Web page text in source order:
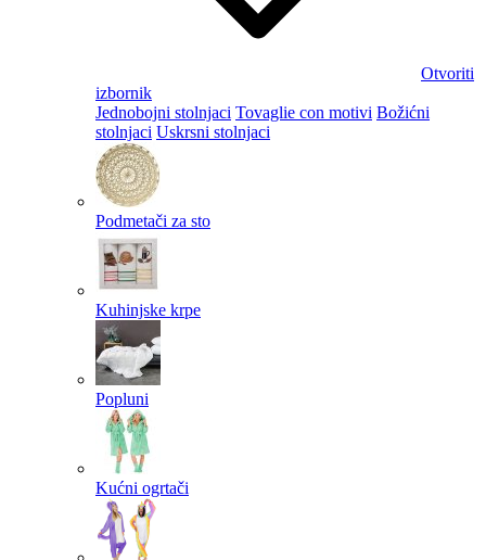
Otvoriti
izbornik
Jednobojni stolnjaci Tovaglie con motivi Božićni
stolnjaci Uskrsni stolnjaci
Podmetači za sto
Kuhinjske krpe
Popluni
Kućni ogrtači